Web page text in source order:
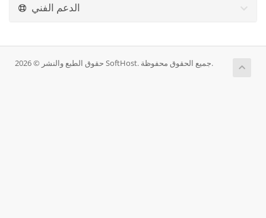
الدعم الفني
حقوق الطبع والنشر © 2026 SoftHost. جميع الحقوق محفوظة.